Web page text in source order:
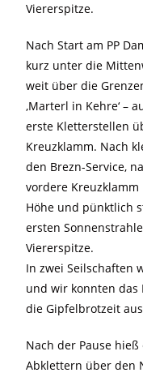
Viererspitze.
Nach Start am PP
kurz unter die
weit über die
‚Marterl in Kehre‘ –
erste Kletterstellen
Kreuzklamm. Nach
den Brezn-Service,
vordere
Höhe und pünktlich
ersten
Viererspitze.
In zwei Seilschaften
und wir konnten das
die Gipfelbrotzeit
Nach der Pause
Abklettern über den